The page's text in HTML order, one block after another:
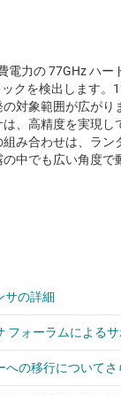
電力の 77GHz ハー
クを検出します。
対象範囲が広がり
、高精度を実現し
組み合わせは、ラン
中でも広い角度で
サの詳細
フォーラムによるサ
への移行についてさ